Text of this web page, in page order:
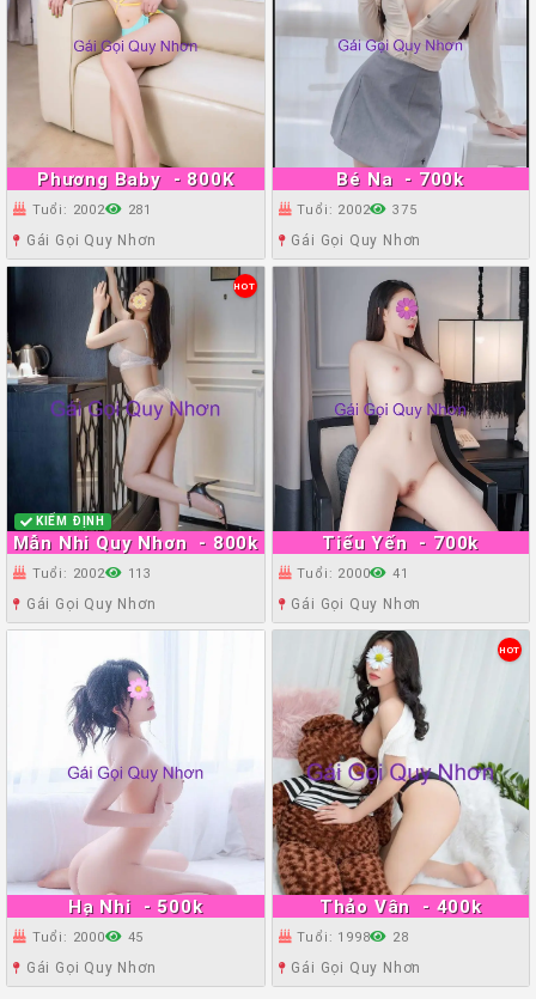
Phương Baby - 800K
Tuổi: 2002 281
Gái Gọi Quy Nhơn
Bé Na - 700k
Tuổi: 2002 375
Gái Gọi Quy Nhơn
Mẫn Nhi Quy Nhơn - 800k
HOT
KIỂM ĐỊNH
Tuổi: 2002 113
Gái Gọi Quy Nhơn
Tiểu Yến - 700k
Tuổi: 2000 41
Gái Gọi Quy Nhơn
Hạ Nhi - 500k
Tuổi: 2000 45
Gái Gọi Quy Nhơn
Thảo Vân - 400k
HOT
Tuổi: 1998 28
Gái Gọi Quy Nhơn